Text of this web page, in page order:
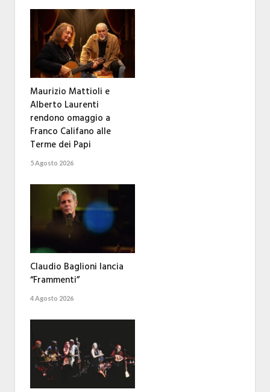
Maurizio Mattioli e
Alberto Laurenti
rendono omaggio a
Franco Califano alle
Terme dei Papi
5 Agosto 2026
Claudio Baglioni lancia
“Frammenti”
4 Agosto 2026